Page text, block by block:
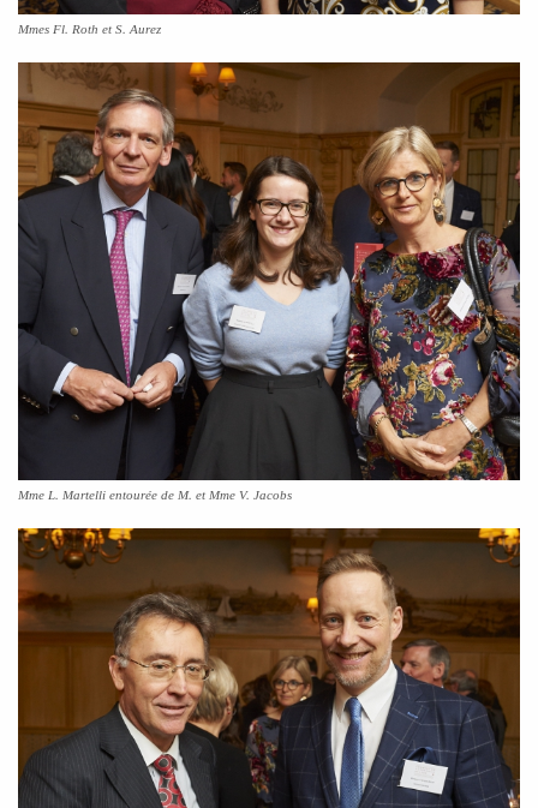
Mmes Fl. Roth et S. Aurez
Mme L. Martelli entourée de M. et Mme V. Jacobs